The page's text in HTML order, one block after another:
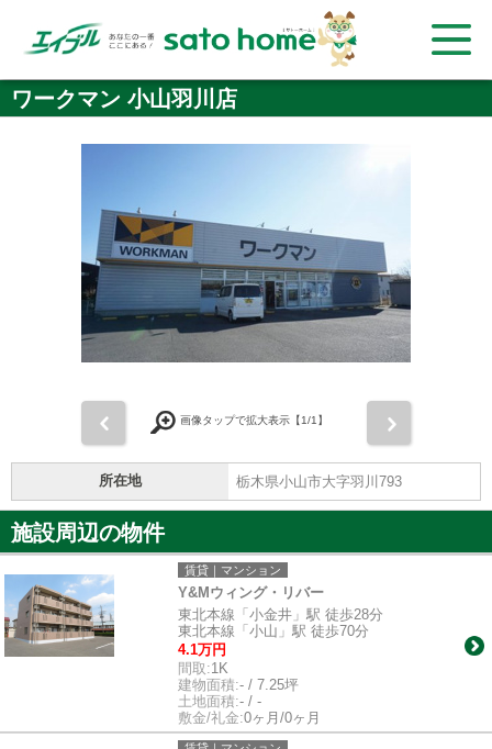
ワークマン 小山羽川店
画像タップで拡大表示【1/1】
所在地 栃木県小山市大字羽川793
施設周辺の物件
賃貸｜マンション
Y&Mウィング・リバー
東北本線「小金井」駅 徒歩28分
東北本線「小山」駅 徒歩70分
4.1万円
間取:1K
建物面積:- / 7.25坪
土地面積:- / -
敷金/礼金:0ヶ月/0ヶ月